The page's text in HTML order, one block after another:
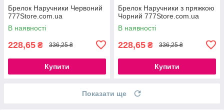
Брелок Наручники Червоний
777Store.com.ua
В наявності
228,65 ₴ 336,25 ₴
Купити
Брелок Наручники з пряжкою
Чорний 777Store.com.ua
В наявності
228,65 ₴ 336,25 ₴
Купити
Показати ще